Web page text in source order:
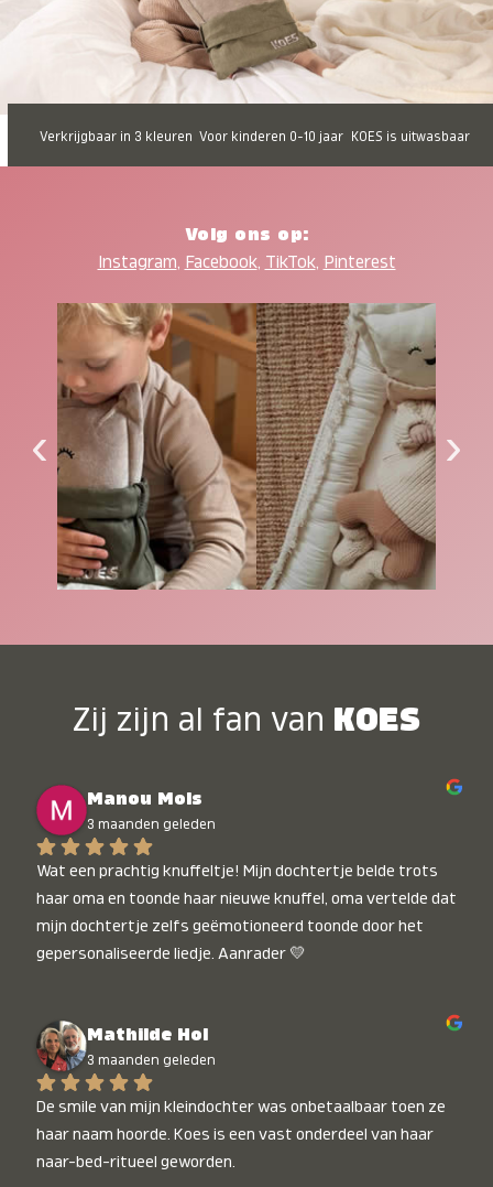
Verkrijgbaar in 3 kleuren Voor kinderen 0-10 jaar KOES is uitwasbaar
Volg ons op:
Instagram, Facebook, TikTok, Pinterest
‹ ›
Zij zijn al fan van KOES
Manou Mols
3 maanden geleden
Wat een prachtig knuffeltje! Mijn dochtertje belde trots
haar oma en toonde haar nieuwe knuffel, oma vertelde dat
mijn dochtertje zelfs geëmotioneerd toonde door het
gepersonaliseerde liedje. Aanrader 💛
Mathilde Hol
3 maanden geleden
De smile van mijn kleindochter was onbetaalbaar toen ze
haar naam hoorde. Koes is een vast onderdeel van haar
naar-bed-ritueel geworden.